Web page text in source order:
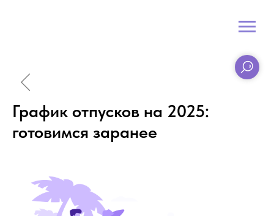
График отпусков на 2025:
готовимся заранее